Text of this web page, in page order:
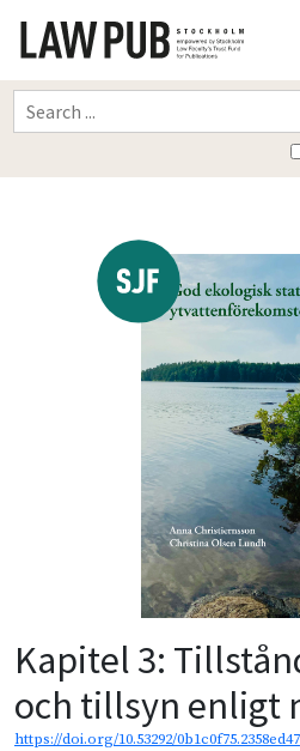
Kapitel 3:
och tillsyn enligt
https://doi.org/10.53292/0b1c0f75.2358ed47